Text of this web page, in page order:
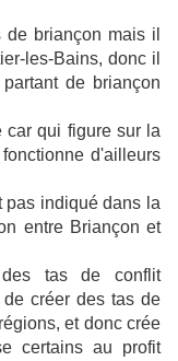
briançon mais il
les-Bains, donc il
de briançon
car qui figure sur la
d'ailleurs
pas indiqué dans la
entre Briançon et
tas de conflit
créer des tas de
et donc crée
certains au profit